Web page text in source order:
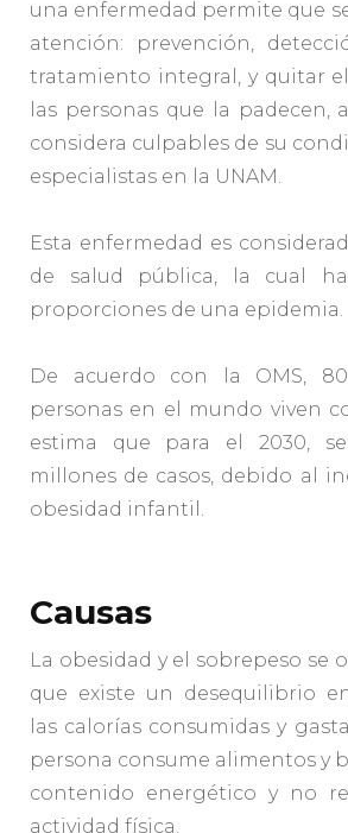
una enfermedad permite que
atención: prevención,
tratamiento integral, y quitar
las personas que la padecen,
considera culpables de su
especialistas en la UNAM.
Esta enfermedad es
de salud pública, la cual
proporciones de una epidemia.
De acuerdo con la OMS,
personas en el mundo viven
estima que para el 2030,
millones de casos, debido al
obesidad infantil.
Causas
La obesidad y el sobrepeso se
que existe un desequilibrio
las calorías consumidas y
persona consume alimentos y
contenido energético y no
actividad física.